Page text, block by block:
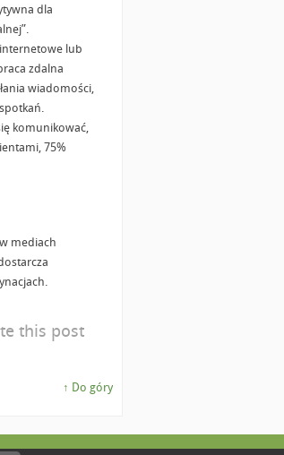
dla
lub
zdalna
wiadomości,
komunikować,
75%
mediach
this post
↑ Do góry